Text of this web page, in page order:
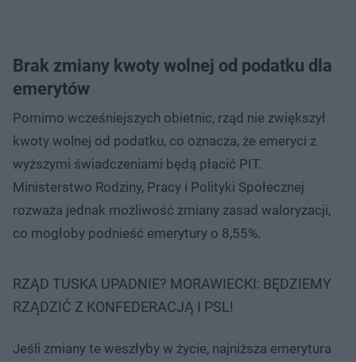
Brak zmiany kwoty wolnej od podatku dla
emerytów
Pomimo wcześniejszych obietnic, rząd nie zwiększył
kwoty wolnej od podatku, co oznacza, że emeryci z
wyższymi świadczeniami będą płacić PIT.
Ministerstwo Rodziny, Pracy i Polityki Społecznej
rozważa jednak możliwość zmiany zasad waloryzacji,
co mogłoby podnieść emerytury o 8,55%.
RZĄD TUSKA UPADNIE? MORAWIECKI: BĘDZIEMY
RZĄDZIĆ Z KONFEDERACJĄ I PSL!
Jeśli zmiany te weszłyby w życie, najniższa emerytura